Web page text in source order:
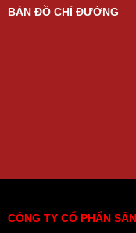
BẢN ĐỒ CHỈ ĐƯỜNG
CÔNG TY CỔ PHẨN